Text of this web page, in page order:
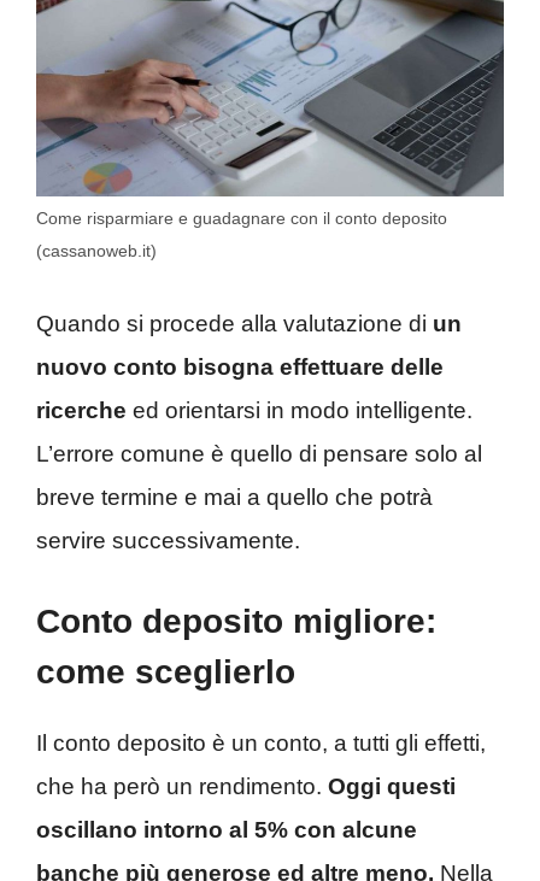
Come risparmiare e guadagnare con il conto deposito
(cassanoweb.it)
Quando si procede alla valutazione di un
nuovo conto bisogna effettuare delle
ricerche ed orientarsi in modo intelligente.
L’errore comune è quello di pensare solo al
breve termine e mai a quello che potrà
servire successivamente.
Conto deposito migliore:
come sceglierlo
Il conto deposito è un conto, a tutti gli effetti,
che ha però un rendimento. Oggi questi
oscillano intorno al 5% con alcune
banche più generose ed altre meno. Nella